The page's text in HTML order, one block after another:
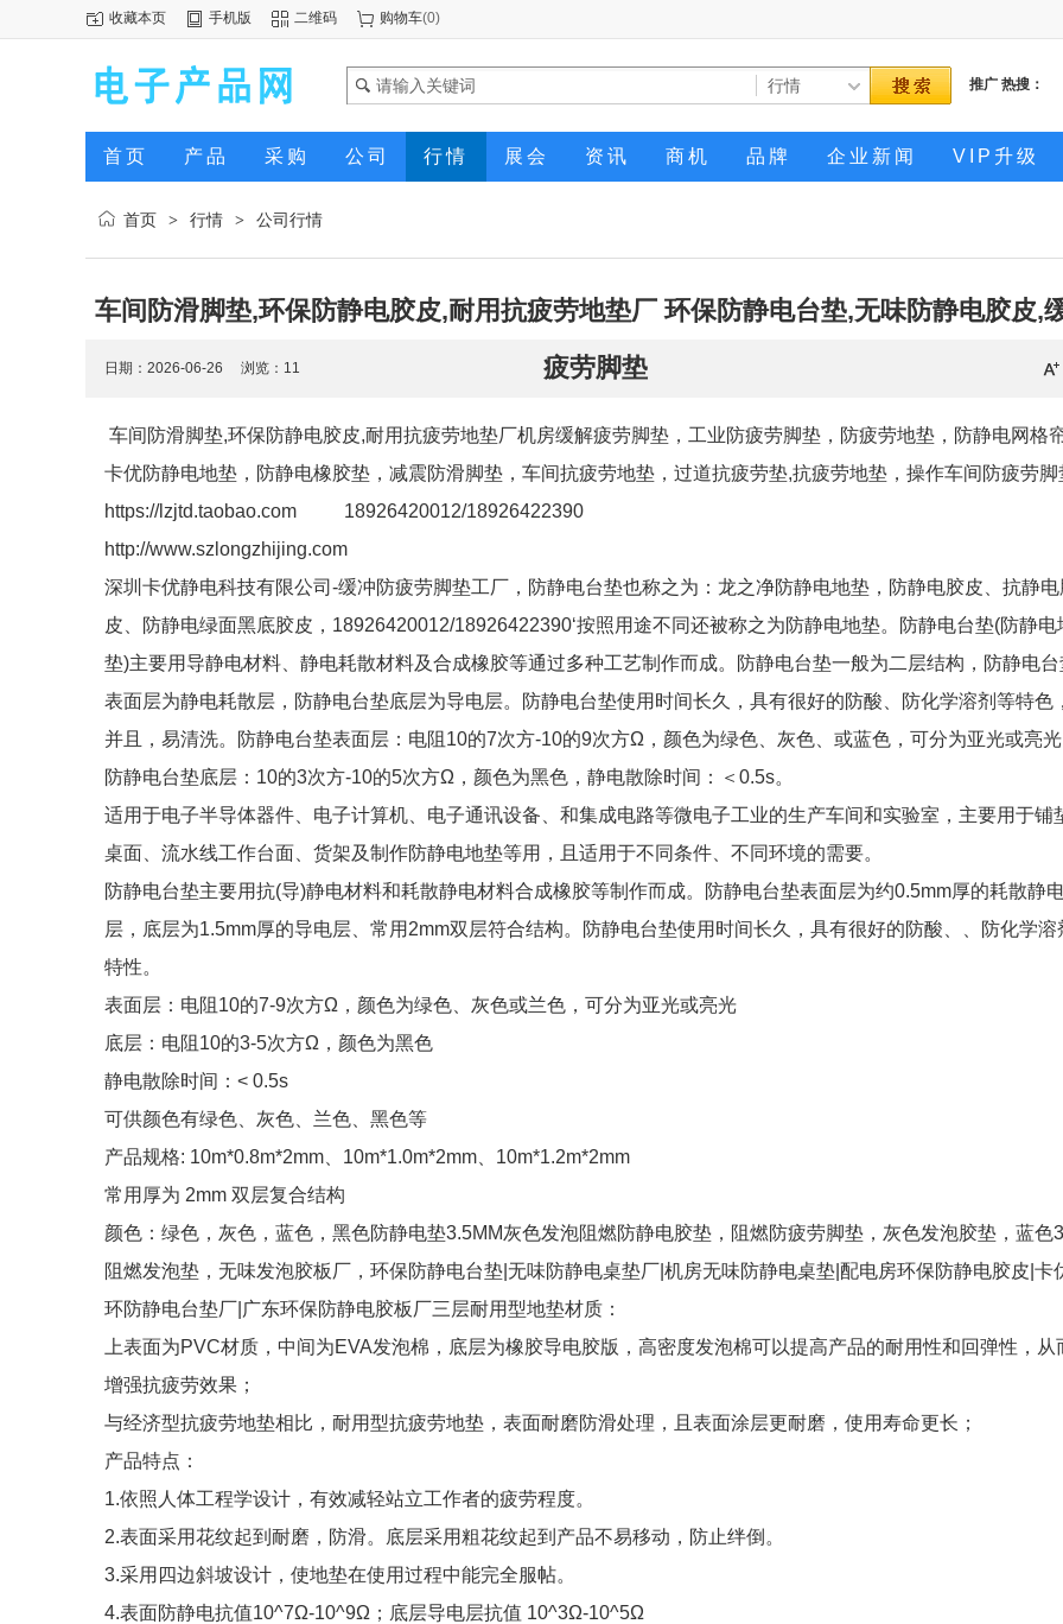
收藏本页 手机版 二维码 购物车(0)
推广 热搜：
首页 产品 采购 公司 行情 展会 资讯 商机 品牌 企业新闻 VIP升级
首页 > 行情 > 公司行情
车间防滑脚垫,环保防静电胶皮,耐用抗疲劳地垫厂 环保防静电台垫,无味防静电胶皮,
疲劳脚垫
日期：2026-06-26 浏览： 11
车间防滑脚垫,环保防静电胶皮,耐用抗疲劳地垫厂机房缓解疲劳脚垫，工业防疲劳脚垫，防疲劳地垫，防静电网格
卡优防静电地垫，防静电橡胶垫，减震防滑脚垫，车间抗疲劳地垫，过道抗疲劳垫,抗疲劳地垫，操作车间防疲劳脚
https://lzjtd.taobao.com 18926420012/18926422390
http://www.szlongzhijing.com
深圳卡优静电科技有限公司-缓冲防疲劳脚垫工厂，防静电台垫也称之为：龙之净防静电地垫，防静电胶皮、抗静电
皮、防静电绿面黑底胶皮，18926420012/18926422390‘按照用途不同还被称之为防静电地垫。防静电台垫(防静电
垫)主要用导静电材料、静电耗散材料及合成橡胶等通过多种工艺制作而成。防静电台垫一般为二层结构，防静电台
表面层为静电耗散层，防静电台垫底层为导电层。防静电台垫使用时间长久，具有很好的防酸、防化学溶剂等特色
并且，易清洗。防静电台垫表面层：电阻10的7次方-10的9次方Ω，颜色为绿色、灰色、或蓝色，可分为亚光或亮
防静电台垫底层：10的3次方-10的5次方Ω，颜色为黑色，静电散除时间：＜0.5s。
适用于电子半导体器件、电子计算机、电子通讯设备、和集成电路等微电子工业的生产车间和实验室，主要用于铺
桌面、流水线工作台面、货架及制作防静电地垫等用，且适用于不同条件、不同环境的需要。
防静电台垫主要用抗(导)静电材料和耗散静电材料合成橡胶等制作而成。防静电台垫表面层为约0.5mm厚的耗散静
层，底层为1.5mm厚的导电层、常用2mm双层符合结构。防静电台垫使用时间长久，具有很好的防酸、、防化学溶
特性。
表面层：电阻10的7-9次方Ω，颜色为绿色、灰色或兰色，可分为亚光或亮光
底层：电阻10的3-5次方Ω，颜色为黑色
静电散除时间：< 0.5s
可供颜色有绿色、灰色、兰色、黑色等
产品规格: 10m*0.8m*2mm、10m*1.0m*2mm、10m*1.2m*2mm
常用厚为 2mm 双层复合结构
颜色：绿色，灰色，蓝色，黑色防静电垫3.5MM灰色发泡阻燃防静电胶垫，阻燃防疲劳脚垫，灰色发泡胶垫，蓝色
阻燃发泡垫，无味发泡胶板厂，环保防静电台垫|无味防静电桌垫厂|机房无味防静电桌垫|配电房环保防静电胶皮|卡
环防静电台垫厂|广东环保防静电胶板厂三层耐用型地垫材质：
上表面为PVC材质，中间为EVA发泡棉，底层为橡胶导电胶版，高密度发泡棉可以提高产品的耐用性和回弹性，从
增强抗疲劳效果；
与经济型抗疲劳地垫相比，耐用型抗疲劳地垫，表面耐磨防滑处理，且表面涂层更耐磨，使用寿命更长；
产品特点：
1.依照人体工程学设计，有效减轻站立工作者的疲劳程度。
2.表面采用花纹起到耐磨，防滑。底层采用粗花纹起到产品不易移动，防止绊倒。
3.采用四边斜坡设计，使地垫在使用过程中能完全服帖。
4.表面防静电抗值10^7Ω-10^9Ω；底层导电层抗值 10^3Ω-10^5Ω